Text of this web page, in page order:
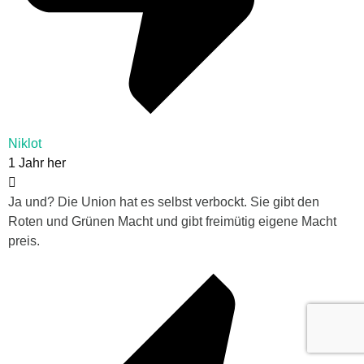
Niklot
1 Jahr her
Ja und? Die Union hat es selbst verbockt. Sie gibt den
Roten und Grünen Macht und gibt freimütig eigene Macht
preis.